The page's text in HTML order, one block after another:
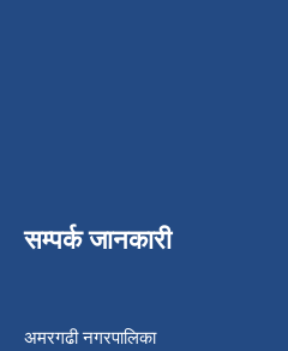
सम्पर्क जानकारी
अमरगढी नगरपालिका